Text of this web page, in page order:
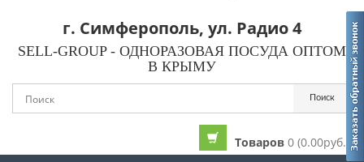
г. Симферополь, ул. Радио 4
SELL-GROUP - ОДНОРАЗОВАЯ ПОСУДА ОПТОМ
В КРЫМУ
Поиск
Товаров 0 (0.00руб.)